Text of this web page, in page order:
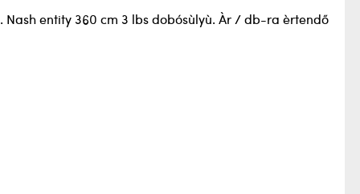
entity 360 cm 3 lbs dobósùlyù. Àr / db-ra èrtendő